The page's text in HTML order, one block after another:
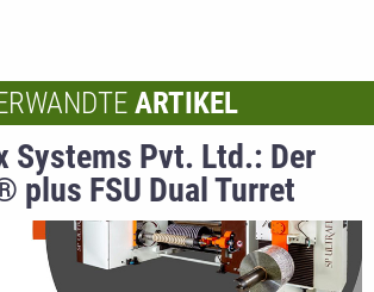
ARTIKEL
Systems Pvt. Ltd.: Der
plus FSU Dual Turret